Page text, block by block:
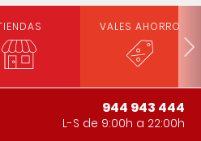
VALES AHORRO
944 943 444
L-S de 9:00h a 22:00h